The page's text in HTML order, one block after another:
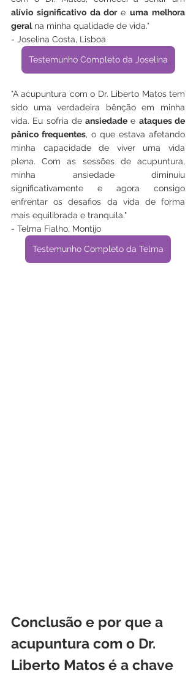
alívio significativo da dor e uma melhora
geral na minha qualidade de vida."
- Joselina Costa, Lisboa
Testemunho Completo da Joselina
"A acupuntura com o Dr. Liberto Matos tem
sido uma verdadeira bênção em minha
vida. Eu sofria de ansiedade e ataques de
pânico frequentes, o que estava afetando
minha capacidade de viver uma vida
plena. Com as sessões de acupuntura,
minha ansiedade diminuiu
significativamente e agora consigo
enfrentar os desafios da vida de forma
mais equilibrada e tranquila."
- Telma Fialho, Montijo
Testemunho Completo da Telma
Conclusão e por que a
acupuntura com o Dr.
Liberto Matos é a chave